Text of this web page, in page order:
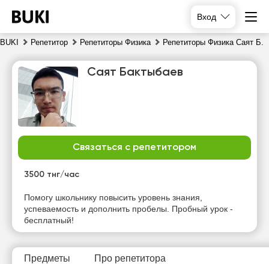
Вход
BUKI Репетитор Репетиторы Физика Репетиторы Физика Саят Б.
Саят Бактыбаев
Связаться с репетитором
3500 тнг/час
Помогу школьнику повысить уровень знания,
успеваемость и дополнить пробелы. Пробный урок -
бесплатный!
Предметы Про репетитора
чт
6
Нет
свободных
10:00
10:30
17:00
Нет
Нет